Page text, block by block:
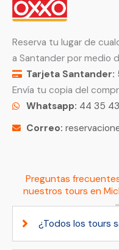
Reserva tu lugar de
a Santander por medio
Tarjeta Santander:
Envía tu copia del
Whatsapp: 44 35
Correo:
Preguntas
nuestros tours en
¿Todos los tours